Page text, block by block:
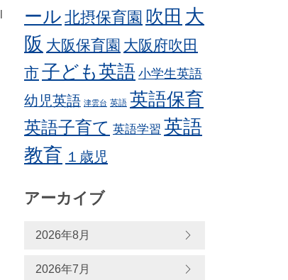
ール 北摂保育園 吹田 大
阪 大阪保育園 大阪府吹田
市子ども英語 小学生英語
幼児英語 津雲台 英語 英語保育
英語子育て 英語学習 英語
教育 １歳児
アーカイブ
2026年8月
2026年7月